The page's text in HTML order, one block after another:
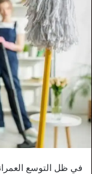
في ظل التوسع